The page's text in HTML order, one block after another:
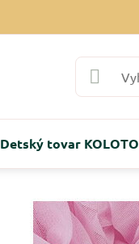
Detský tovar